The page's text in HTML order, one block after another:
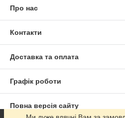
Про нас
Контакти
Доставка та оплата
Графік роботи
Повна версія сайту